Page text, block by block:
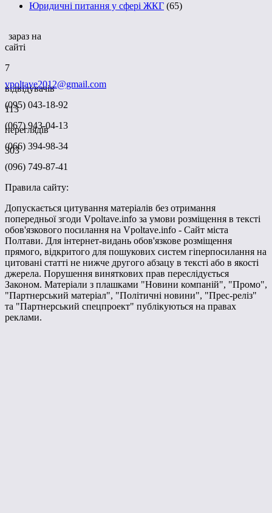
Юридичні питання у сфері ЖКГ (65)
зараз на
сайті
7
відвідувачів
113
переглядів
303
vpoltave2012@gmail.com
(095) 043-18-92
(067) 943-04-13
(066) 394-98-34
(096) 749-87-41
Правила сайту:
Допускається цитування матеріалів без отримання
попередньої згоди Vpoltave.info за умови розміщення в тексті
обов'язкового посилання на Vpoltave.info - Сайт міста
Полтави. Для інтернет-видань обов'язкове розміщення
прямого, відкритого для пошукових систем гіперпосилання на
цитовані статті не нижче другого абзацу в тексті або в якості
джерела. Порушення виняткових прав переслідується
Законом. Матеріали з плашками "Новини компаній", "Промо",
"Партнерський матеріал", "Політичні новини", "Прес-реліз"
та "Партнерський спецпроект" публікуються на правах
реклами.